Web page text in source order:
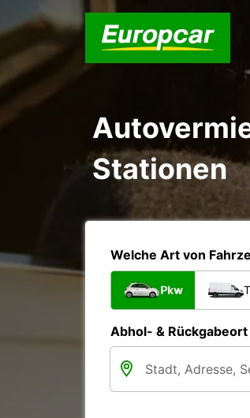
Stationen
Welche Art von
Pkw
Abhol- & Rückgabeort